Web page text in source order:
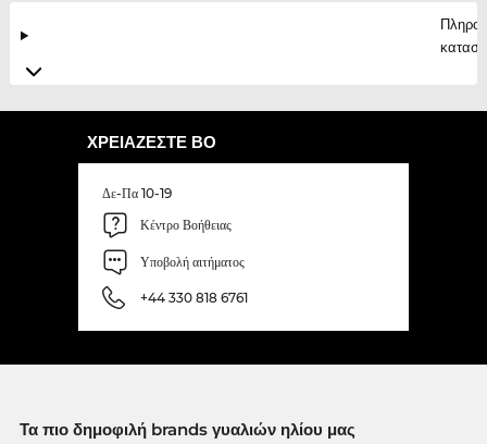
ΧΡΕΙΆΖΕΣΤΕ ΒΟ
Δε-Πα 10-19
Κέντρο Βοήθειας
Υποβολή αιτήματος
+44 330 818 6761
Τα πιο δημοφιλή brands γυαλιών ηλίου μας